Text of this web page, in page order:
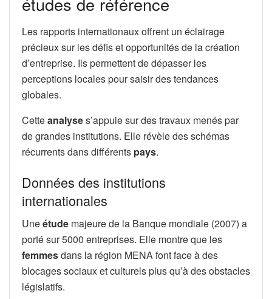
Les rapports internationaux offrent un éclairage
précieux sur les défis et opportunités de la création
d’entreprise. Ils permettent de dépasser les
perceptions locales pour saisir des tendances
globales.
Cetteanalyses’appuie sur des travaux menés par
de grandes institutions. Elle révèle des schémas
récurrents dans différents pays.
Données des institutions
internationales
Uneétude majeure de la Banque mondiale (2007) a
porté sur 5000 entreprises. Elle montre que les
femmesdans la région MENA font face à des
blocages sociaux et culturels plus qu’à des obstacles
législatifs.